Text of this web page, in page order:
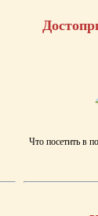
Что посетить в